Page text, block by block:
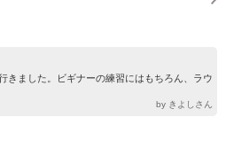
きました。ビギナーの練習にはもちろん、ラウ
by きよしさん